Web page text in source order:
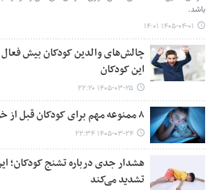
باشد.
۱۴۰۵-۰۴-۰۱ ۱۴:۰۱
چالش‌های والدین کودکان بیش فعال
این کودکان
۱۴۰۵-۰۳-۲۵ ۲۲:۲۰
۸ ممنوعه مهم برای کودکان قبل از خواب
۱۴۰۵-۰۳-۲۴ ۲۲:۳۴
تشدید می‌کند